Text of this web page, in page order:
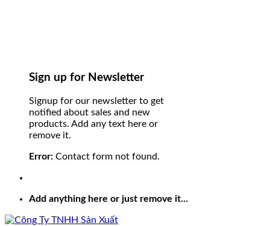
Sign up for Newsletter
Signup for our newsletter to get
notified about sales and new
products. Add any text here or
remove it.
Error: Contact form not found.
Add anything here or just remove it...